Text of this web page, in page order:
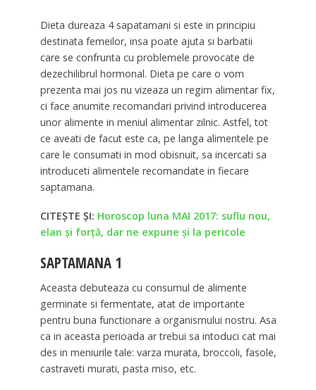
Dieta dureaza 4 sapatamani si este in principiu
destinata femeilor, insa poate ajuta si barbatii
care se confrunta cu problemele provocate de
dezechilibrul hormonal. Dieta pe care o vom
prezenta mai jos nu vizeaza un regim alimentar fix,
ci face anumite recomandari privind introducerea
unor alimente in meniul alimentar zilnic. Astfel, tot
ce aveati de facut este ca, pe langa alimentele pe
care le consumati in mod obisnuit, sa incercati sa
introduceti alimentele recomandate in fiecare
saptamana.
CITEŞTE ŞI: Horoscop luna MAI 2017: suflu nou,
elan și forță, dar ne expune și la pericole
SAPTAMANA 1
Aceasta debuteaza cu consumul de alimente
germinate si fermentate, atat de importante
pentru buna functionare a organismului nostru. Asa
ca in aceasta perioada ar trebui sa intoduci cat mai
des in meniurile tale: varza murata, broccoli, fasole,
castraveti murati, pasta miso, etc.